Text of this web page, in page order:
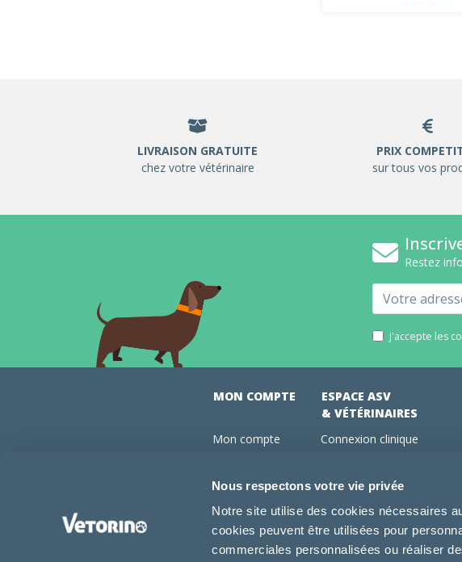
Nous respectons votre vie privée
Notre site utilise des cookies nécessaires
cookies peuvent être utilisées pour
commerciales personnalisées ou réaliser
LIVRAISON GRATUITE
chez votre vétérinaire
PRIX
sur tous vos
Restez
Email
J'accepte les
MON COMPTE
Mon compte
Mes abonnements
Conseils vétos
FAQ
ESPACE ASV
& VÉTÉRINAIRES
Connexion clinique
Abonnements
Devenir adhérent Vétorino